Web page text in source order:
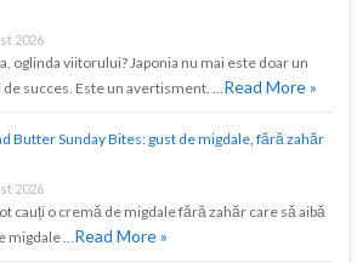
2026
oglinda viitorului? Japonia nu mai este doar un
de succes. Este un avertisment. …Read More »
Butter Sunday Bites: gust de migdale, fără zahăr
2026
cauți o cremă de migdale fără zahăr care să aibă
migdale …Read More »